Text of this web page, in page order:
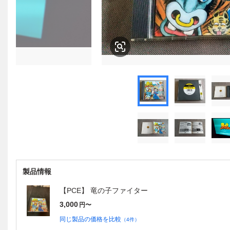
製品情報
【PCE】 竜の子ファイター
3,000 円〜
同じ製品の価格を比較 （4件）